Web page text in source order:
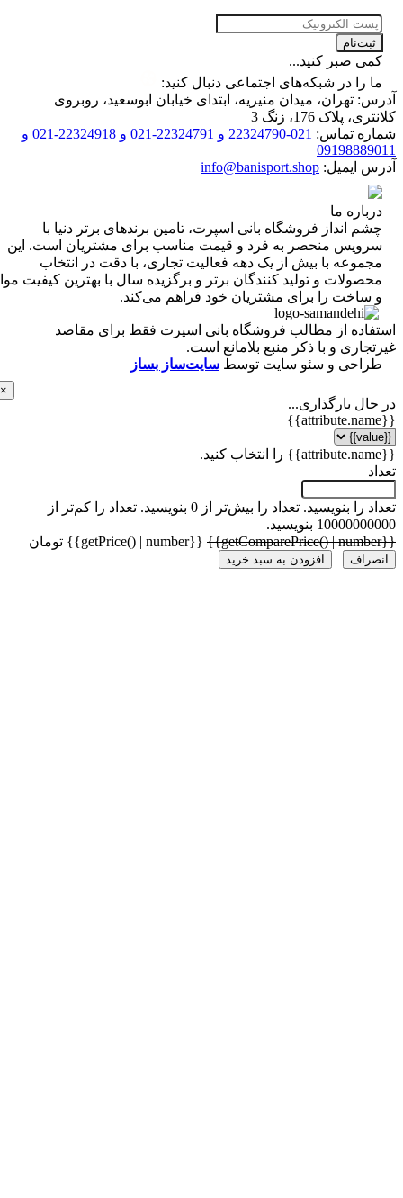
صبر کنید...
را در شبکه‌های اجتماعی دنبال کنید:
تهران، میدان منیریه، ابتدای خیابان ابوسعید، روبروی
پلاک 176، زنگ 3
تماس:
021-22324790 و 22324791-021 و 22324918-021 و
ایمیل: info@banisport.shop
ما
انداز فروشگاه‌ بانی اسپرت، تامین برندهای برتر دنیا با
منحصر به فرد و قیمت مناسب برای مشتریان است. این
با بیش از یک دهه فعالیت تجاری، با دقت در انتخاب
و تولید کنندگان برتر و برگزیده سال با بهترین کیفیت مواد
را برای مشتریان خود فراهم می‌کند.
از مطالب فروشگاه بانی اسپرت فقط برای مقاصد
و با ذکر منبع بلامانع است.
و سئو سایت توسطسایت‌ساز بساز
بارگذاری...
را بنویسید.تعداد را بیش‌تر از 0 بنویسید.
تعداد را کم‌تر از
بنویسید.
{{getPrice() | number}} تومان
افزودن به سبد خرید